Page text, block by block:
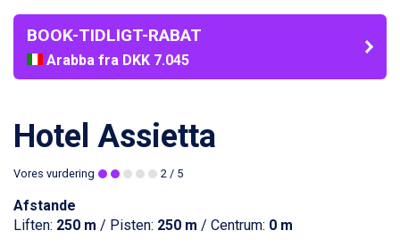
BOOK-TIDLIGT-RABAT
Arabba fra DKK 7.045
La Thuile fra DKK 4.595
Cervinia fra DKK 5.295
Bad Hofgastein fra DKK 5.495
Saalbach fra DKK 5.945
Sölden fra DKK 8.445
Champoluc fra DKK 3.795
Sestriere fra DKK 4.395
Hotel Assietta
Vores vurdering 2 / 5
Afstande
Liften: 250 m / Pisten: 250 m / Centrum: 0 m